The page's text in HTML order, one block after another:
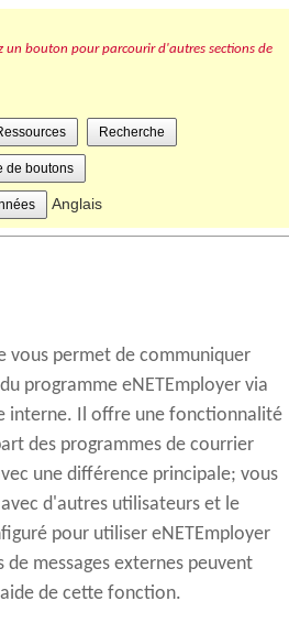
un bouton pour parcourir d'autres sections de
Recherche
de boutons
Anglais
vous permet de communiquer
programme eNETEmployer via
interne. Il offre une fonctionnalité
des programmes de courrier
une différence principale; vous
d'autres utilisateurs et le
pour utiliser eNETEmployer
messages externes peuvent
de cette fonction.